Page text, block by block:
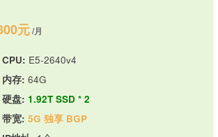
元/月
CPU: E5-2640v4
内存: 64G
硬盘: 1.92T SSD * 2
带宽: 5G 独享 BGP